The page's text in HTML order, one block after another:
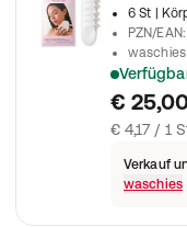
6 St
|
PZN/EAN
waschies
€
€ 4,17 / 1
Verkauf
waschies